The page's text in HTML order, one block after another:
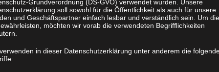
Grundverordnung (DS-GVO) verwendet wurden. Unsere
soll sowohl für die Öffentlichkeit als auch für unsere
und Geschäftspartner einfach lesbar und verständlich sein. Um
möchten wir vorab die verwendeten Begrifflichkeiten
in dieser Datenschutzerklärung unter anderem die